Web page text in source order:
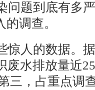
问题到底有多
调查。
惊人的数据。
废水排放量近
三，占重点调